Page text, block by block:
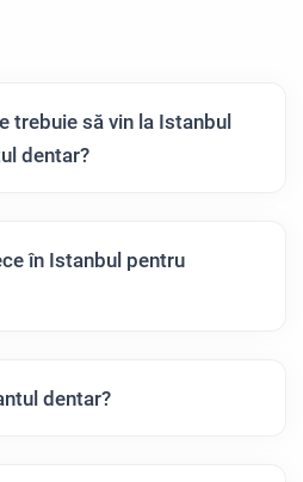
trebuie să vin la Istanbul
dentar?
în Istanbul pentru
dentar?